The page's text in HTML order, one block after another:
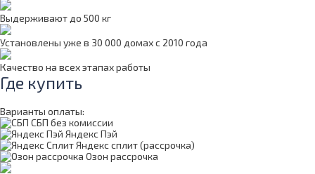
Выдерживают до 500 кг
Установлены уже в 30 000 домах с 2010 года
Качество на всех этапах работы
Где купить
Варианты оплаты:
СБП без комиссии
Яндекс Пэй
Яндекс сплит (рассрочка)
Озон рассрочка